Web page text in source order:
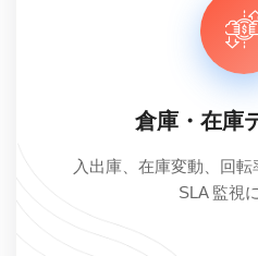
倉庫・在庫
入出庫、在庫変動、回
SLA 監視